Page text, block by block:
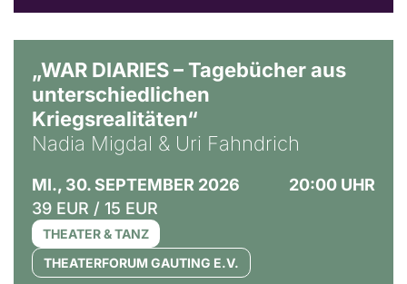
„WAR DIARIES – Tagebücher aus
unterschiedlichen
Kriegsrealitäten“
Nadia Migdal & Uri Fahndrich
MI., 30. SEPTEMBER 2026
20:00 UHR
39 EUR / 15 EUR
THEATER & TANZ
THEATERFORUM GAUTING E.V.